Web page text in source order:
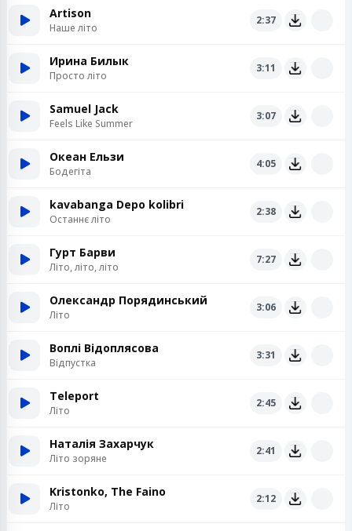
Artison
Наше літо
2:37
Ирина Билык
Просто літо
3:11
Samuel Jack
Feels Like Summer
3:07
Океан Ельзи
Бодегіта
4:05
kavabanga Depo kolibri
Останнє літо
2:38
Гурт Барви
Літо, літо, літо
7:27
Олександр Порядинський
Літо
3:06
Воплі Відоплясова
Відпустка
3:31
Teleport
Літо
2:45
Наталія Захарчук
Літо зоряне
2:41
Kristonko, The Faino
Літо
2:12